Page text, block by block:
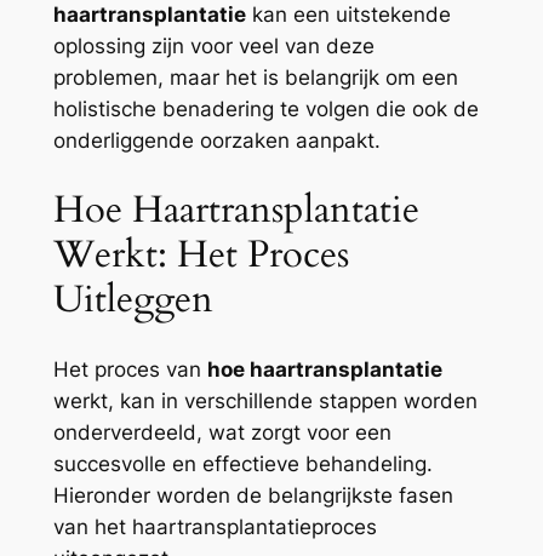
haartransplantatiekan een uitstekende
oplossing zijn voor veel van deze
problemen, maar het is belangrijk om een
holistische benadering te volgen die ook de
onderliggende oorzaken aanpakt.
Hoe Haartransplantatie
Werkt: Het Proces
Uitleggen
Het proces van hoe haartransplantatie
werkt, kan in verschillende stappen worden
onderverdeeld, wat zorgt voor een
succesvolle en effectieve behandeling.
Hieronder worden de belangrijkste fasen
van het haartransplantatieproces